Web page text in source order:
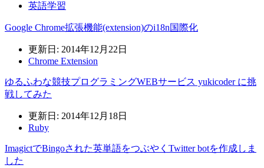
英語学習
Google Chrome拡張機能(extension)のi18n国際化
更新日: 2014年12月22日
Chrome Extension
ゆるふわな競技プログラミングWEBサービス yukicoder に挑
戦してみた
更新日: 2014年12月18日
Ruby
ImagictでBingoされた英単語をつぶやくTwitter botを作成しま
した